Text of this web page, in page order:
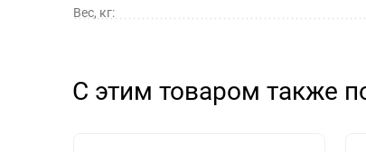
Вес, кг:
С этим товаром также